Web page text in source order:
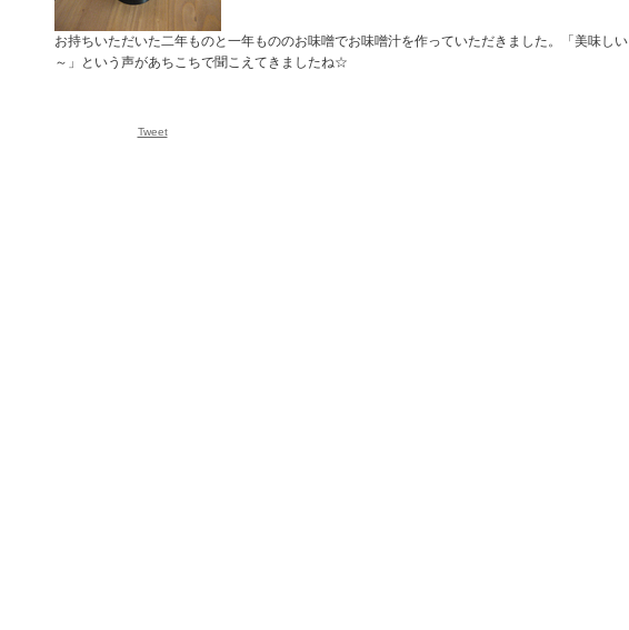
お持ちいただいた二年ものと一年もののお味噌でお味噌汁を作っていただきました。「美味しい
～」という声があちこちで聞こえてきましたね☆
Tweet